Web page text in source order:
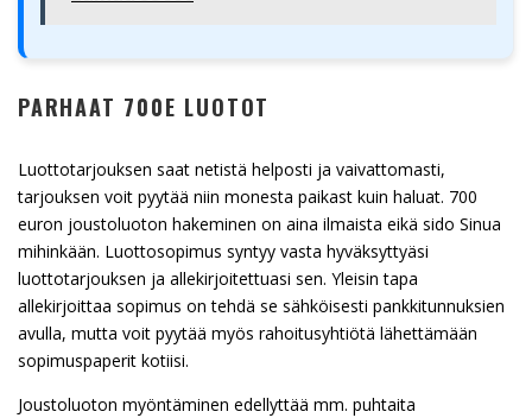
PARHAAT 700E LUOTOT
Luottotarjouksen saat netistä helposti ja vaivattomasti,
tarjouksen voit pyytää niin monesta paikast kuin haluat. 700
euron joustoluoton hakeminen on aina ilmaista eikä sido Sinua
mihinkään. Luottosopimus syntyy vasta hyväksyttyäsi
luottotarjouksen ja allekirjoitettuasi sen. Yleisin tapa
allekirjoittaa sopimus on tehdä se sähköisesti pankkitunnuksien
avulla, mutta voit pyytää myös rahoitusyhtiötä lähettämään
sopimuspaperit kotiisi.
Joustoluoton myöntäminen edellyttää mm. puhtaita